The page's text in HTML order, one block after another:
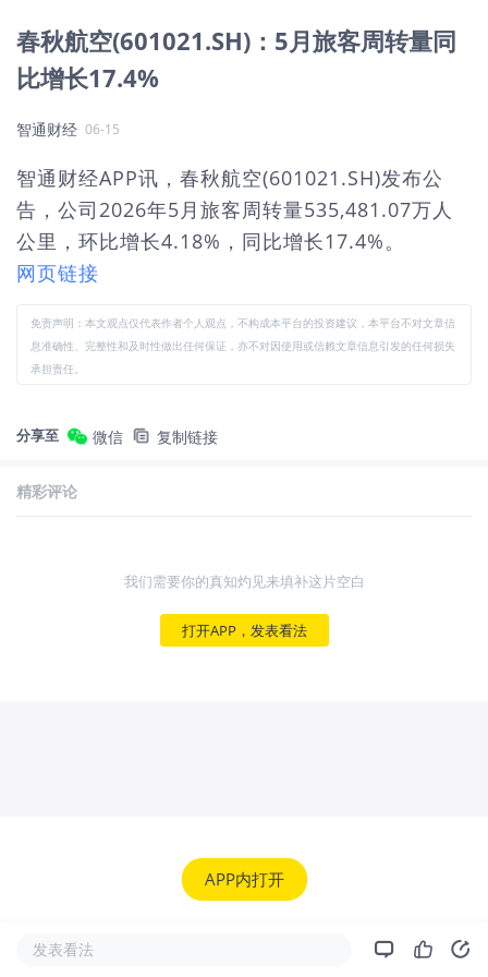
春秋航空(601021.SH)：5月旅客周转量同
比增长17.4%
智通财经 06-15
智通财经APP讯，春秋航空(601021.SH)发布公
告，公司2026年5月旅客周转量535,481.07万人
公里，环比增长4.18%，同比增长17.4%。
网页链接
免责声明：本文观点仅代表作者个人观点，不构成本平台的投资建议，本平台不对文章信
息准确性、完整性和及时性做出任何保证，亦不对因使用或信赖文章信息引发的任何损失
承担责任。
分享至 微信 复制链接
精彩评论
我们需要你的真知灼见来填补这片空白
打开APP，发表看法
APP内打开
发表看法